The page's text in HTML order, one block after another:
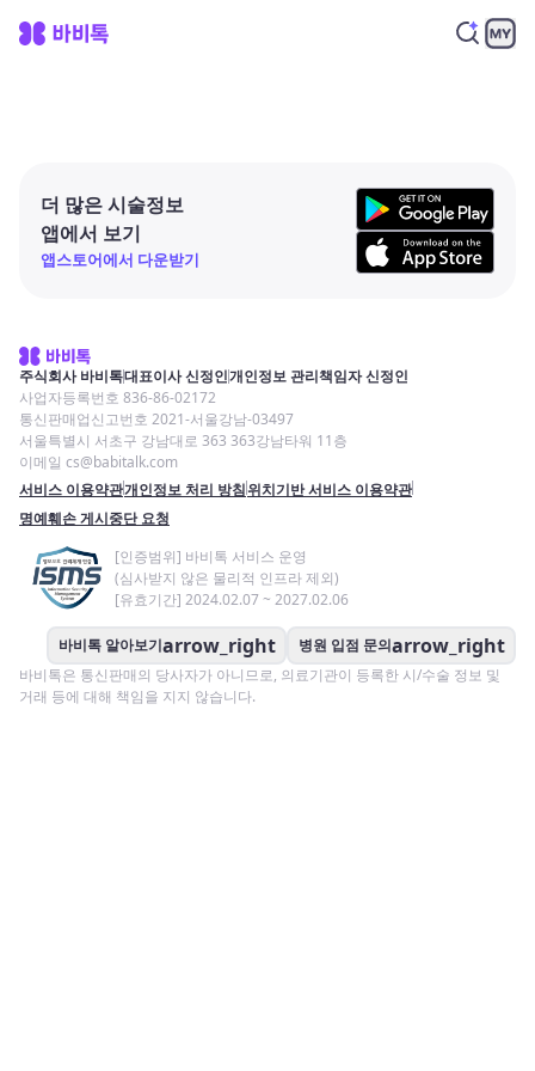
더 많은 시술정보
앱에서 보기
앱스토어에서 다운받기
주식회사 바비톡대표이사 신정인개인정보 관리책임자 신정인
사업자등록번호 836-86-02172
통신판매업신고번호 2021-서울강남-03497
서울특별시 서초구 강남대로 363 363강남타워 11층
이메일 cs@babitalk.com
서비스 이용약관개인정보 처리 방침위치기반 서비스 이용약관
명예훼손 게시중단 요청
[인증범위] 바비톡 서비스 운영
(심사받지 않은 물리적 인프라 제외)
[유효기간] 2024.02.07 ~ 2027.02.06
바비톡 알아보기arrow_right 병원 입점 문의arrow_right
바비톡은 통신판매의 당사자가 아니므로, 의료기관이 등록한 시/수술 정보 및
거래 등에 대해 책임을 지지 않습니다.